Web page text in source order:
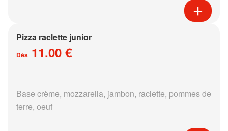
Pizza raclette junior
Dès 11.00 €
Base crème, mozzarella, jambon, raclette, pommes de
terre, oeuf